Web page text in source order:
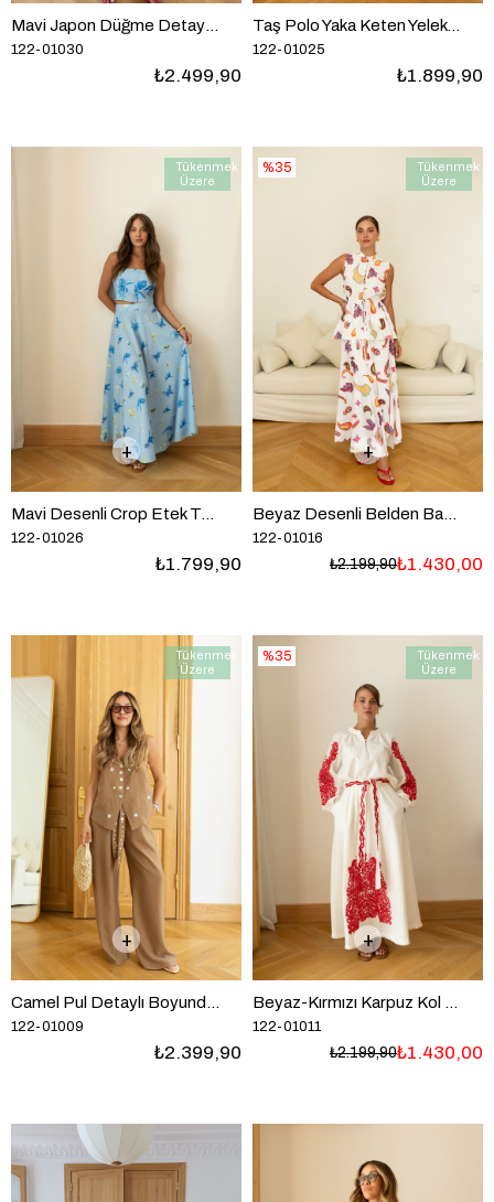
Mavi Japon Düğme Detaylı Gömlek Pantolon Çizgili Denim Takım
122-01030
₺2.499,90
Taş Polo Yaka Keten Yelek Ve Etek Takım
122-01025
₺1.899,90
Mavi Desenli Crop Etek Takım
122-01026
₺1.799,90
Tükenmek
Üzere
Beyaz Desenli Belden Bağlamalı Ve Düğmeli Bluz Etek Takım
122-01016
₺1.430,00
₺2.199,90
%35
Tükenmek
Üzere
Camel Pul Detaylı Boyundan Bağlamalı Yelek Pantolon Takım
122-01009
₺2.399,90
Tükenmek
Üzere
Beyaz-Kırmızı Karpuz Kol Nakış Detaylı Bluz Etek Keten Takım
122-01011
₺1.430,00
₺2.199,90
%35
Tükenmek
Üzere